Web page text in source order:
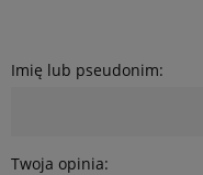
Imię lub pseudonim:
Twoja opinia: